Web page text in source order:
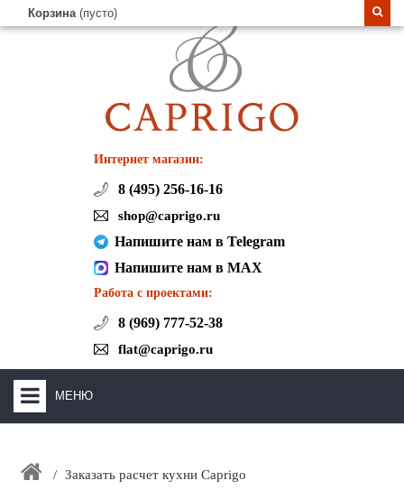
Корзина (пусто)
Интернет магазин:
8 (495) 256-16-16
shop@caprigo.ru
Напишите нам в Telegram
Напишите нам в MAX
Работа с проектами:
8 (969) 777-52-38
flat@caprigo.ru
МЕНЮ
ЗАКАЗАТЬ РАСЧЕТ КУХНИ CAPRIGO
Заказать расчет кухни Caprigo